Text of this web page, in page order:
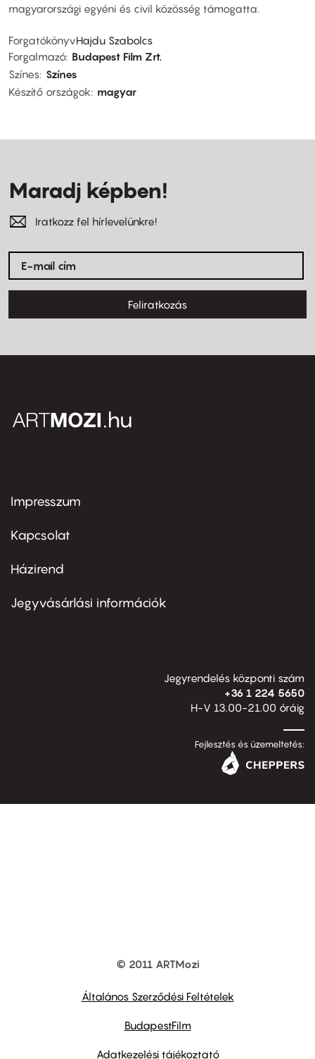
magyarországi egyéni és civil közösség támogatta.
ForgatókönyvHajdu Szabolcs
Forgalmazó Budapest Film Zrt.
Színes Színes
Készítő országok
magyar
Maradj képben!
Iratkozz fel hírlevelünkre!
Feliratkozás
Footer
first
Impresszum
Kapcsolat
Footer
second
Házirend
Jegyvásárlási információk
Jegyrendelés központi szám
+36 1 224 5650
H-V 13.00-21.00 óráig
Fejlesztés és üzemeltetés:
© 2011 ARTMozi
Általános Szerződési Feltételek
BudapestFilm
Adatkezelési tájékoztató